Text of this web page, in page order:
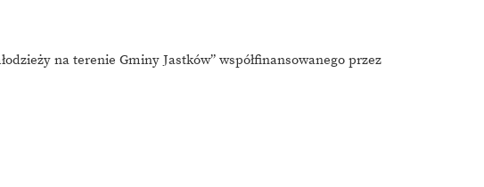
na terenie Gminy Jastków” współfinansowanego przez